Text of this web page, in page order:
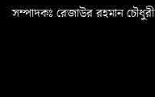
সম্পাদকঃ রেজাউর রহমান চৌধুরী